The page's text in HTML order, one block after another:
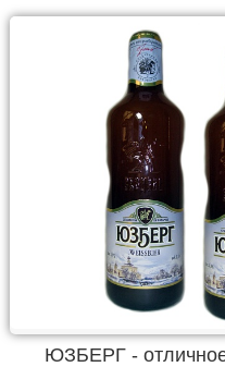
ЮЗБЕРГ -